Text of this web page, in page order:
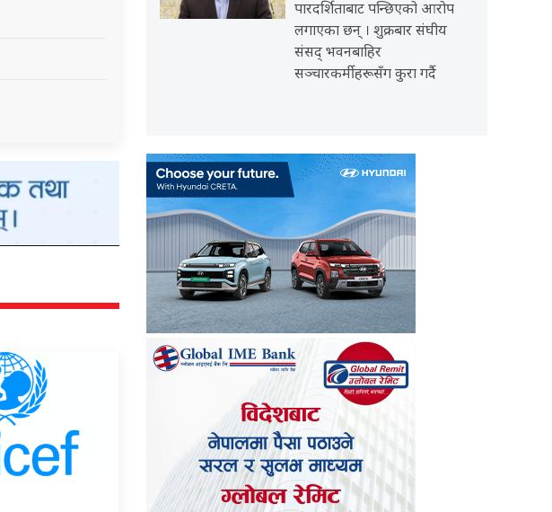
पारदर्शिताबाट पन्छिएको आरोप
लगाएका छन् । शुक्रबार संघीय
संसद् भवनबाहिर
सञ्चारकर्मीहरूसँग कुरा गर्दै